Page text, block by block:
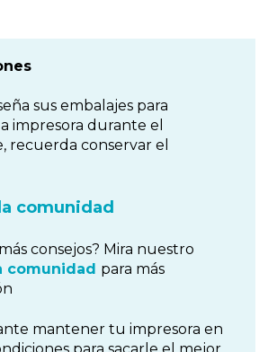
sus embalajes para
impresora durante el
recuerda conservar el
comunidad
consejos? Mira nuestro
comunidad para más
mantener tu impresora en
para sacarle el mejor